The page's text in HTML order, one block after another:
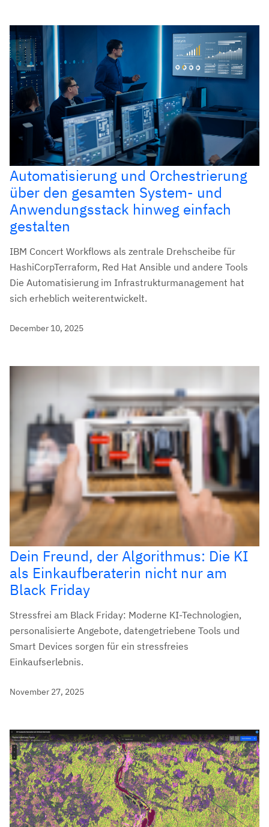
Automatisierung und Orchestrierung
über den gesamten System- und
Anwendungsstack hinweg einfach
gestalten
IBM Concert Workflows als zentrale Drehscheibe für
HashiCorpTerraform, Red Hat Ansible und andere Tools
Die Automatisierung im Infrastrukturmanagement hat
sich erheblich weiterentwickelt.
December 10, 2025
Dein Freund, der Algorithmus: Die KI
als Einkaufberaterin nicht nur am
Black Friday
Stressfrei am Black Friday: Moderne KI-Technologien,
personalisierte Angebote, datengetriebene Tools und
Smart Devices sorgen für ein stressfreies
Einkaufserlebnis.
November 27, 2025